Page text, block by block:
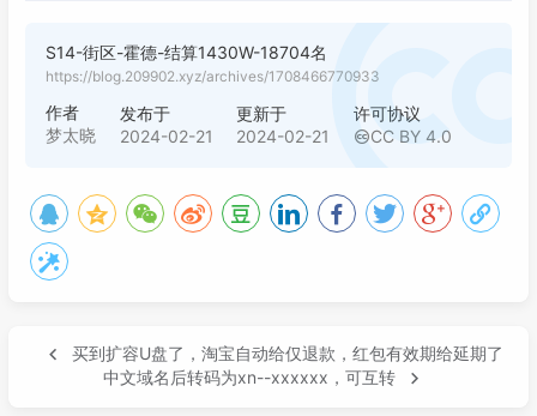
S14-街区-霍德-结算1430W-18704名
https://blog.209902.xyz/archives/1708466770933
作者
梦太晓
发布于
2024-02-21
更新于
2024-02-21
许可协议
CC BY 4.0
买到扩容U盘了，淘宝自动给仅退款，红包有效期给延期了
中文域名后转码为xn--xxxxxx，可互转